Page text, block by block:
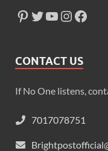
CONTACT US
If No One listens,
7017078751